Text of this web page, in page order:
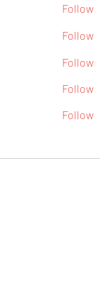
Follow
Follow
Follow
Follow
Follow